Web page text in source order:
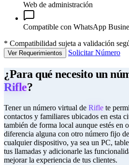
Web de administración
Compatible con WhatsApp
* Compatibilidad sujeta a validación
Ver Requerimientos Solicitar Número
¿Para qué necesito un
Rifle?
Tener un número virtual de Rifle te
contactos y familiares ubicados en esta
también de forma local aunque estés en
diferencia alguna con otro número fijo de
cualquier dispositivo, ya sea un PC,
tus llamadas y adicionarle las
mejorar la experiencia de tus clientes.